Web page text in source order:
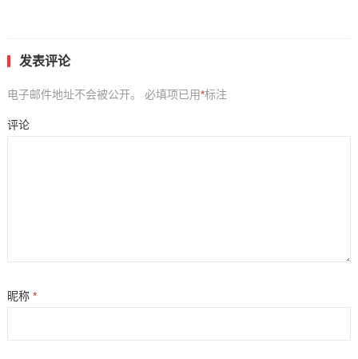
发表评论
电子邮件地址不会被公开。 必填项已用*标注
评论
昵称 *